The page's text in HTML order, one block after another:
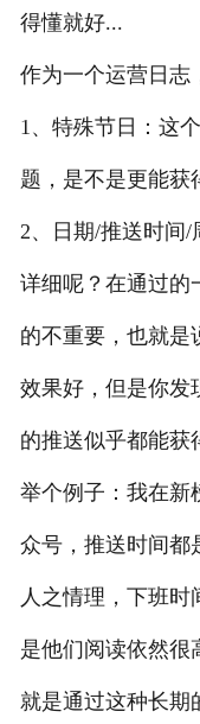
得懂就好...
作为一个运营日志
1、特殊节日：这
题，是不是更能获
2、日期/推送时间/
详细呢？在通过的
的不重要，也就是
效果好，但是你发
的推送似乎都能获
举个例子：我在新
众号，推送时间都
人之情理，下班时
是他们阅读依然很
就是通过这种长期